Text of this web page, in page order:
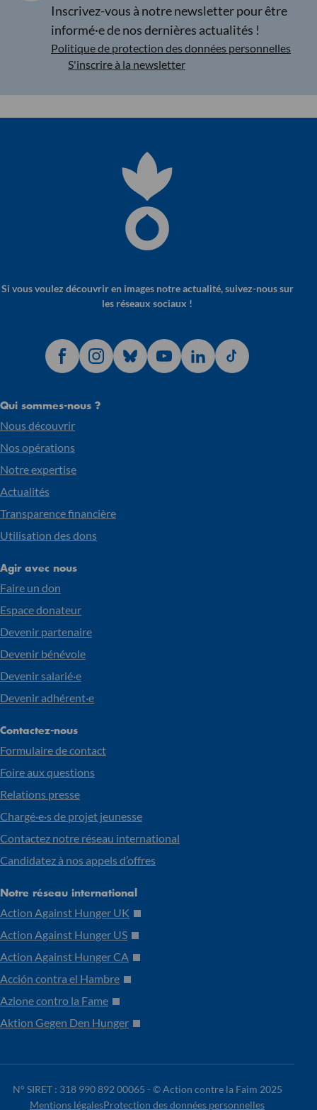
Inscrivez-vous à notre newsletter pour être
informé·e de nos dernières actualités !
Politique de protection des données personnelles
S'inscrire à la newsletter
Si vous voulez découvrir en images notre actualité, suivez-nous sur
les réseaux sociaux !
Qui sommes-nous ?
Nous découvrir
Nos opérations
Notre expertise
Actualités
Transparence financière
Utilisation des dons
Agir avec nous
Faire un don
Espace donateur
Devenir partenaire
Devenir bénévole
Devenir salarié·e
Devenir adhérent·e
Contactez-nous
Formulaire de contact
Foire aux questions
Relations presse
Chargé·e·s de projet jeunesse
Contactez notre réseau international
Candidatez à nos appels d’offres
Notre réseau international
Action Against Hunger UK
Action Against Hunger US
Action Against Hunger CA
Acción contra el Hambre
Azione contro la Fame
Aktion Gegen Den Hunger
N° SIRET : 318 990 892 00065 - © Action contre la Faim 2025
Mentions légalesProtection des données personnelles